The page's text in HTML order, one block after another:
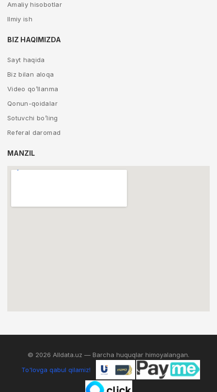
Amaliy hisobotlar
Ilmiy ish
BIZ HAQIMIZDA
Sayt haqida
Biz bilan aloqa
Video qo’llanma
Qonun-qoidalar
Sotuvchi bo’ling
Referal daromad
MANZIL
© 2026 Alldata.uz — Barcha huquqlar himoyalangan.
To'lovga qabul qilamiz!